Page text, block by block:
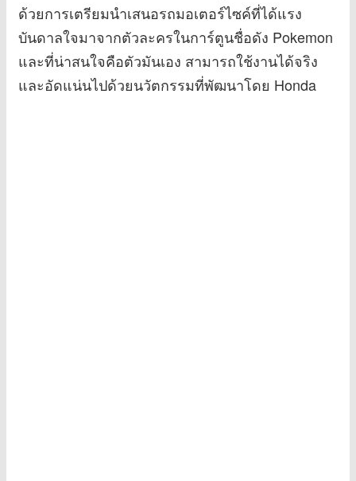
ด้วยการเตรียมนำเสนอรถมอเตอร์ไซค์ที่ได้แรง
บันดาลใจมาจากตัวละครในการ์ตูนชื่อดัง Pokemon
และที่น่าสนใจคือตัวมันเอง สามารถใช้งานได้จริง
และอัดแน่นไปด้วยนวัตกรรมที่พัฒนาโดย Honda